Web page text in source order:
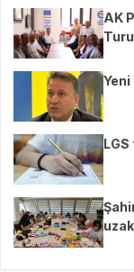
AK
Turu